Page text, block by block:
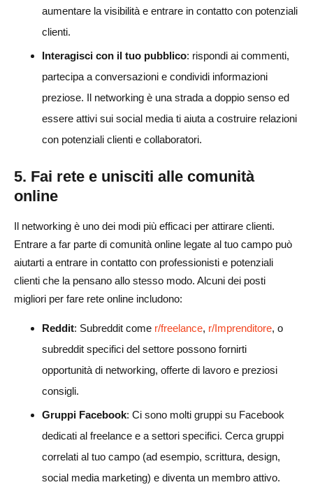
aumentare la visibilità e entrare in contatto con potenziali
clienti.
Interagisci con il tuo pubblico: rispondi ai commenti,
partecipa a conversazioni e condividi informazioni
preziose. Il networking è una strada a doppio senso ed
essere attivi sui social media ti aiuta a costruire relazioni
con potenziali clienti e collaboratori.
5. Fai rete e unisciti alle comunità
online
Il networking è uno dei modi più efficaci per attirare clienti.
Entrare a far parte di comunità online legate al tuo campo può
aiutarti a entrare in contatto con professionisti e potenziali
clienti che la pensano allo stesso modo. Alcuni dei posti
migliori per fare rete online includono:
Reddit: Subreddit come r/freelance, r/Imprenditore, o
subreddit specifici del settore possono fornirti
opportunità di networking, offerte di lavoro e preziosi
consigli.
Gruppi Facebook: Ci sono molti gruppi su Facebook
dedicati al freelance e a settori specifici. Cerca gruppi
correlati al tuo campo (ad esempio, scrittura, design,
social media marketing) e diventa un membro attivo.